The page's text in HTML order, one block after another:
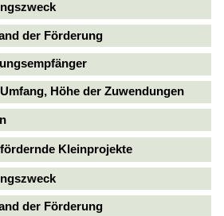
der Förderung
Höhe der Zuwendungen
Kleinprojekte
der Förderung